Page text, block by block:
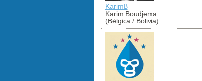
KarimB
Karim Boudjema
(Bélgica / Bolivia)